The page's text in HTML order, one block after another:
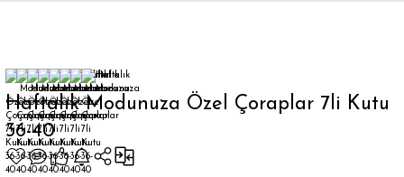
Haftalık Modunuza Özel Çoraplar 7li Kutu
36-40